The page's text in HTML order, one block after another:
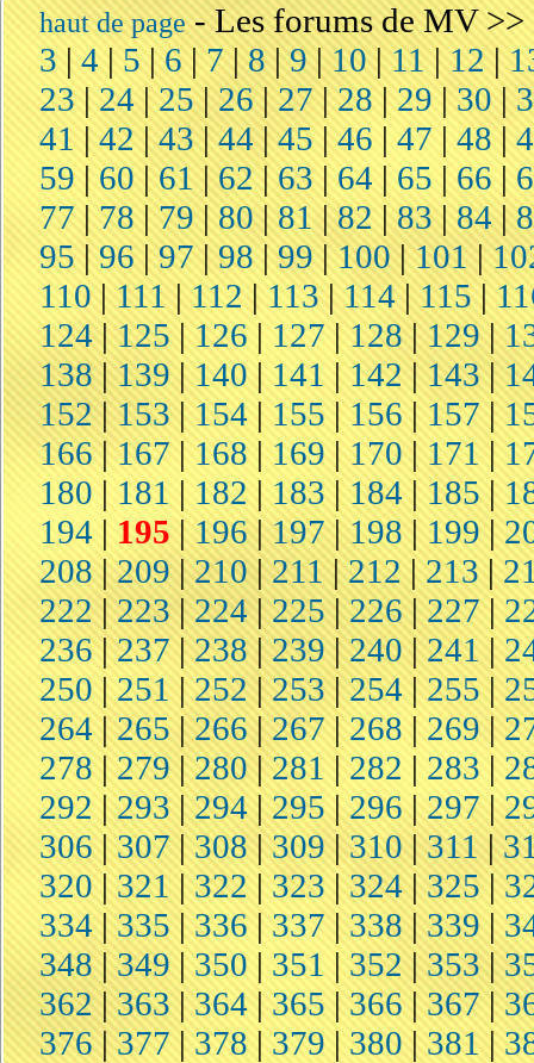
haut de page-Les forums de MV>>
3 |4 |5|6 |7|8|9|10|11 |12|
23|24|25|26|27|28|29|30|
41|42|43|44|45|46 |47 |48|
59 | 60|61|62|63| 64| 65 |66 |
77| 78|79|80|81|82|83 |84|
95|96|97|98 |99|100|101|
110 |111| 112 | 113| 114| 115|
124|125|126 | 127 |128|129|
138|139|140 | 141 | 142|143|
152|153|154 |155 |156 |157|
166|167 | 168 | 169 | 170 |171 |
180 | 181 | 182 | 183 | 184 |185|
194 | 195 |196|197|198|199 |
208|209|210|211|212|213|
222|223|224|225|226|227|
236|237|238|239|240|241|
250| 251|252|253|254| 255|
264|265|266|267 |268 |269|
278 |279|280|281 | 282 | 283 |
292|293| 294|295|296|297|
306 |307|308|309|310|311|
320|321| 322 |323 | 324| 325|
334|335 |336| 337|338 |339 |
348|349|350 | 351 |352|353|
362|363|364 |365 |366|367|
376|377 | 378 | 379 | 380| 381 |